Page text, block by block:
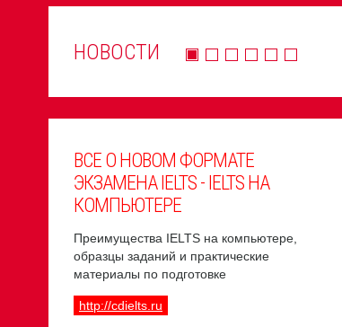
НОВОСТИ
ВСЕ О НОВОМ ФОРМАТЕ
ЭКЗАМЕНА IELTS - IELTS НА
КОМПЬЮТЕРЕ
Преимущества IELTS на компьютере,
образцы заданий и практические
материалы по подготовке
http://cdielts.ru